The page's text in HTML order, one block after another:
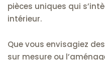
pièces uniques qui
intérieur.
Que vous envisagiez
sur mesure ou